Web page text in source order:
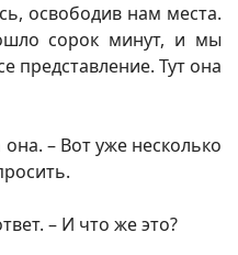
освободив нам места.
сорок минут, и мы
представление. Тут она
– Вот уже несколько
– И что же это?